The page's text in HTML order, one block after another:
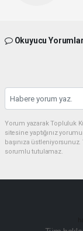
Okuyucu
Yorum yazarak Topluluk
sitesine yaptığınız
başınıza
sorumlu tutulamaz.